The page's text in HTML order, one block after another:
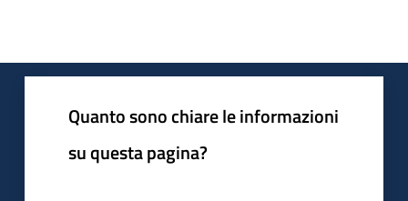
Quanto sono chiare le informazioni
su questa pagina?